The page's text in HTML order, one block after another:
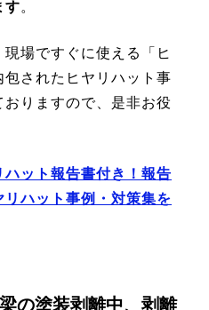
す。
場ですぐに使える「ヒ
されたヒヤリハット事
りますので、是非お役
ハット報告書付き！報告
ハット事例・対策集を
の塗装剥離中、剥離